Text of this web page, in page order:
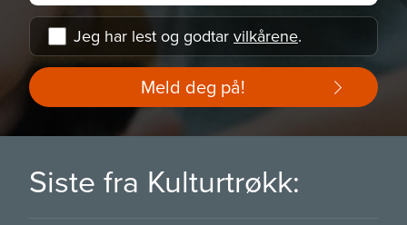
Jeg har lest og godtar vilkårene.
Meld deg på!
Siste fra Kulturtrøkk: